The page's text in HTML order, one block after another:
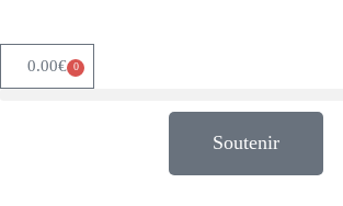
0.00€ 0
Soutenir